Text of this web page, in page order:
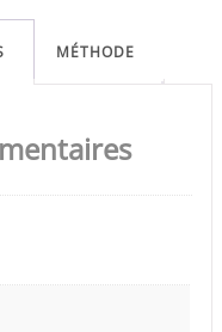
MÉTHODE